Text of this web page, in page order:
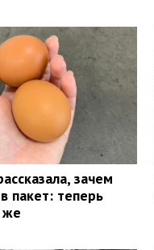
зачем
пакет: теперь
же